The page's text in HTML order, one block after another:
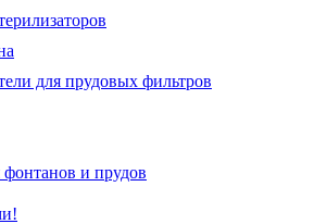
для прудовых фильтров
и прудов